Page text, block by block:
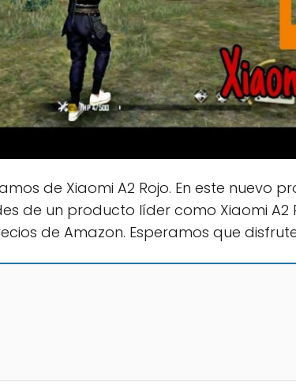
de Xiaomi A2 Rojo. En este nuevo
de un producto líder como Xiaomi A2
de Amazon. Esperamos que